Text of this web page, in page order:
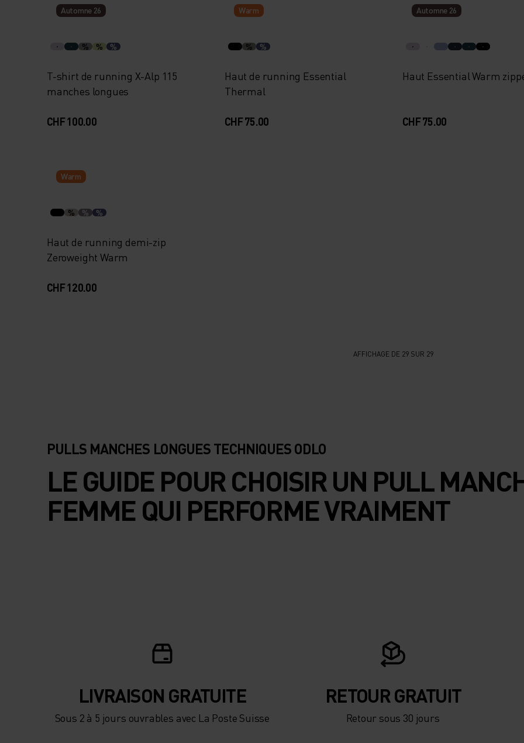
Automne 26
% % %
T-shirt de running X-Alp 115
manches longues
CHF 100.00
Warm
% %
Haut de running Essential
Thermal
CHF 75.00
Automne 26
Haut Essential Warm
CHF 75.00
Warm
% % %
Haut de running demi-zip
Zeroweight Warm
CHF 120.00
AFFICHAGE DE 29 SUR 29
PULLS MANCHES LONGUES TECHNIQUES ODLO
LE GUIDE POUR CHOISIR UN PULL
FEMME QUI PERFORME VRAIMENT
LIVRAISON GRATUITE
Sous 2 à 5 jours ouvrables avec La Poste Suisse
RETOUR GRATUIT
Retour sous 30 jours